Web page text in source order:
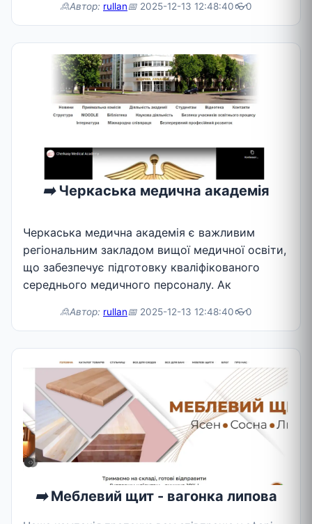
🙎Автор: rullan📅 2025-12-13 12:48:40👓0
➡️Черкаська медична академія
Черкаська медична академія є важливим
регіональним закладом вищої медичної освіти,
що забезпечує підготовку кваліфікованого
середнього медичного персоналу. Ак
🙎Автор: rullan📅 2025-12-13 12:48:40👓0
➡️Меблевий щит - вагонка липова